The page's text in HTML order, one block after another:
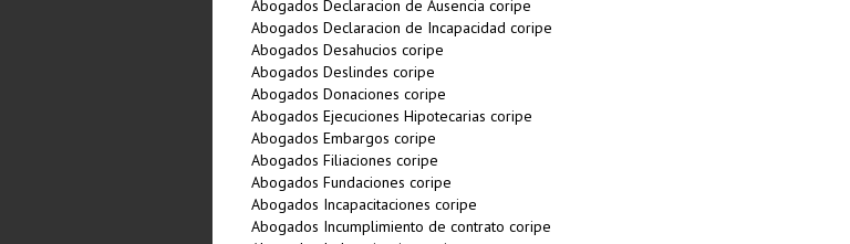
Abogados Declaracion de Ausencia coripe
Abogados Declaracion de Incapacidad coripe
Abogados Desahucios coripe
Abogados Deslindes coripe
Abogados Donaciones coripe
Abogados Ejecuciones Hipotecarias coripe
Abogados Embargos coripe
Abogados Filiaciones coripe
Abogados Fundaciones coripe
Abogados Incapacitaciones coripe
Abogados Incumplimiento de contrato coripe